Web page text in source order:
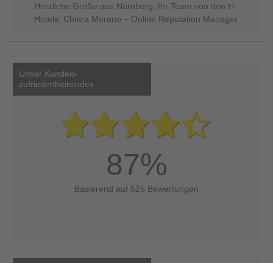
Herzliche Grüße aus Nürnberg, Ihr Team von den H-
Hotels, Chiara Morano – Online Reputation Manager
Unser Kunden-
zufriedenheitsindex
87%
Basierend auf 525 Bewertungen